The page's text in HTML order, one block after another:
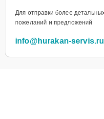
Для отправки более
пожеланий и предложений
info@hurakan-servis.ru